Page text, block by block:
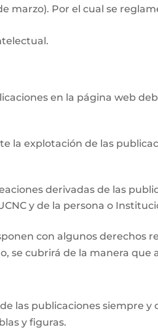
marzo). Por el cual se
en la página web
la explotación de las
derivadas de las
y de la persona o
con algunos derechos
se cubrirá de la manera que
las publicaciones siempre
y figuras.